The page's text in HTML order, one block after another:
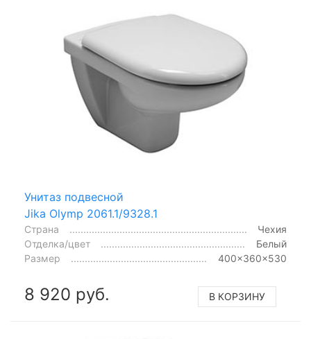
Унитаз подвесной
Jika Olymp 2061.1/9328.1
Страна
Чехия
Отделка/цвет
Белый
Размер
400x360x530
8 920 руб. В КОРЗИНУ